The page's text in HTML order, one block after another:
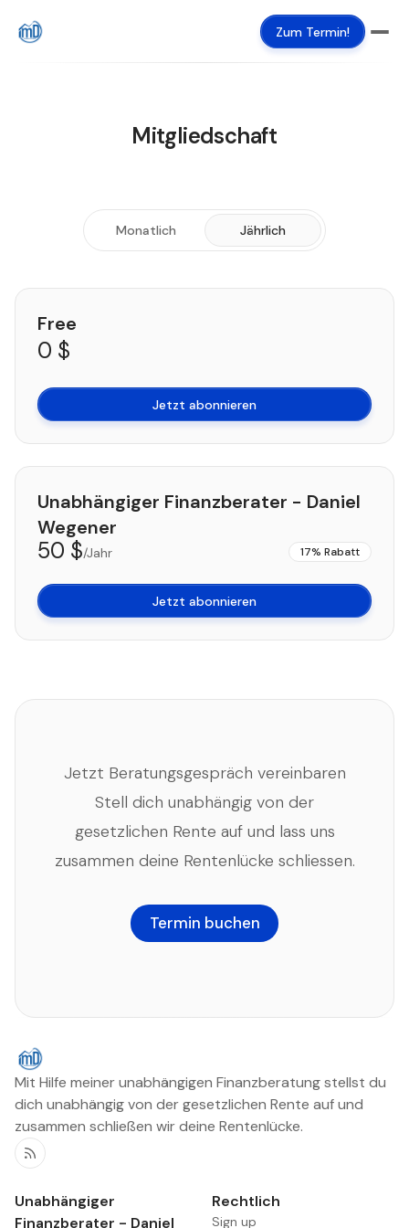
Zum Termin!
Mitgliedschaft
Monatlich Jährlich
Free
0 $
Jetzt abonnieren
Unabhängiger Finanzberater - Daniel
Wegener
50 $/Jahr Rabatt
Jetzt abonnieren
Jetzt Beratungsgespräch vereinbaren
Stell dich unabhängig von der
gesetzlichen Rente auf und lass uns
zusammen deine Rentenlücke schliessen.
Termin buchen
Mit Hilfe meiner unabhängigen Finanzberatung stellst du
dich unabhängig von der gesetzlichen Rente auf und
zusammen schließen wir deine Rentenlücke.
RSS
Unabhängiger
Finanzberater - Daniel
Rechtlich
Sign up